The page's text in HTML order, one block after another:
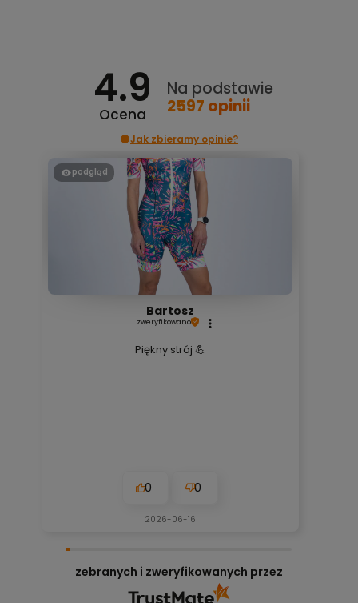
4.9
Ocena
Na podstawie
2597 opinii
Jak zbieramy opinie?
podgląd
Bartosz
zweryfikowano
Piękny strój 💪
0 0
2026-06-16
zebranych i zweryfikowanych przez